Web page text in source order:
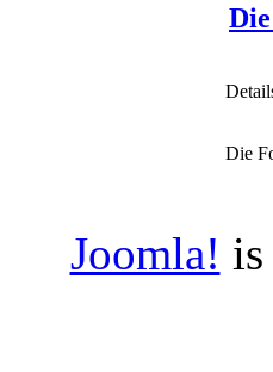
Die
Joomla!